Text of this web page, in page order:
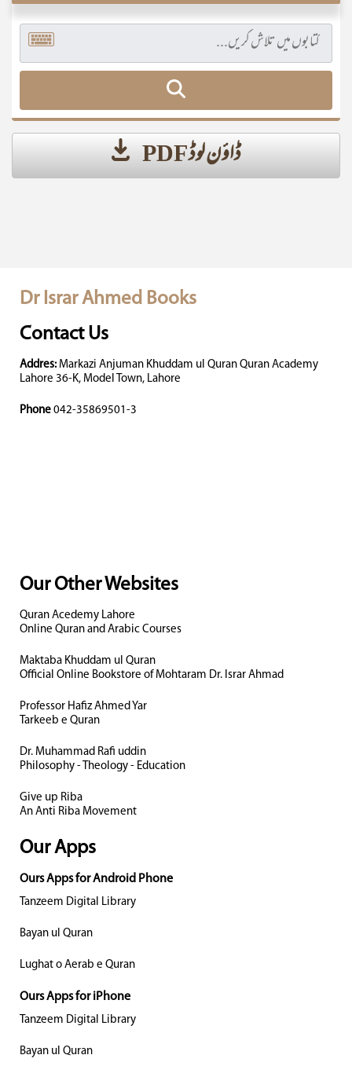
ڈاؤن لوڈ PDF
Dr Israr Ahmed Books
Contact Us
Addres: Markazi Anjuman Khuddam ul Quran Quran Academy
Lahore 36-K, Model Town, Lahore
Phone 042-35869501-3
Our Other Websites
Quran Acedemy Lahore
Online Quran and Arabic Courses
Maktaba Khuddam ul Quran
Official Online Bookstore of Mohtaram Dr. Israr Ahmad
Professor Hafiz Ahmed Yar
Tarkeeb e Quran
Dr. Muhammad Rafi uddin
Philosophy - Theology - Education
Give up Riba
An Anti Riba Movement
Our Apps
Ours Apps for Android Phone
Tanzeem Digital Library
Bayan ul Quran
Lughat o Aerab e Quran
Ours Apps for iPhone
Tanzeem Digital Library
Bayan ul Quran